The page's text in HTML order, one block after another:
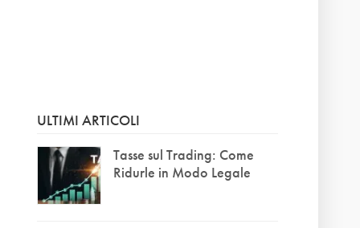
ULTIMI ARTICOLI
Tasse sul Trading: Come
Ridurle in Modo Legale